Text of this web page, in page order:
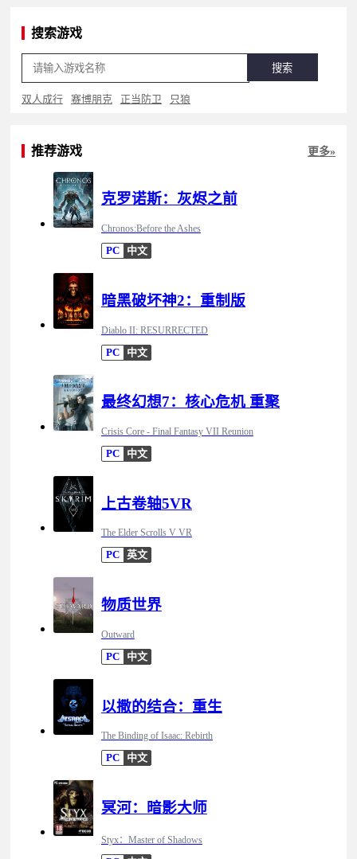
搜索游戏
搜索
双人成行 赛博朋克 正当防卫 只狼
推荐游戏 更多»
克罗诺斯：灰烬之前
Chronos:Before the Ashes
PC 中文
暗黑破坏神2：重制版
Diablo II: RESURRECTED
PC 中文
最终幻想7：核心危机 重聚
Crisis Core - Final Fantasy VII Reunion
PC 中文
上古卷轴5VR
The Elder Scrolls V VR
PC 英文
物质世界
Outward
PC 中文
以撒的结合：重生
The Binding of Isaac: Rebirth
PC 中文
冥河：暗影大师
Styx：Master of Shadows